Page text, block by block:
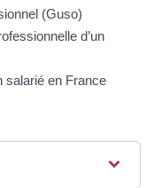
(Guso)
d’un
salarié en France